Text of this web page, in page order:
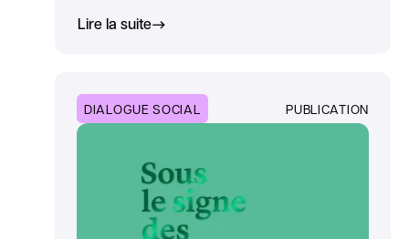
Lire la suite
DIALOGUE SOCIAL PUBLICATION